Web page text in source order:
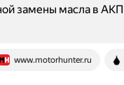
www.motorhunter.ru
замены масла в